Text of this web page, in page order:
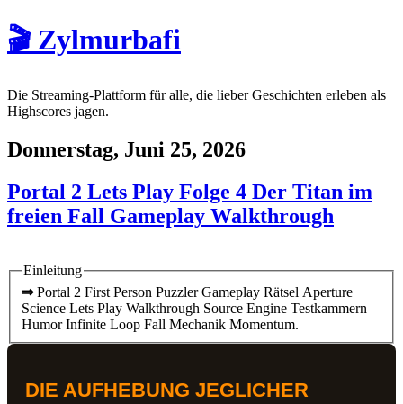
🎬 Zylmurbafi
Die Streaming-Plattform für alle, die lieber Geschichten erleben als
Highscores jagen.
Donnerstag, Juni 25, 2026
Portal 2 Lets Play Folge 4 Der Titan im
freien Fall Gameplay Walkthrough
Einleitung
⇒Portal 2 First Person Puzzler Gameplay Rätsel Aperture
Science Lets Play Walkthrough Source Engine Testkammern
Humor Infinite Loop Fall Mechanik Momentum.
DIE AUFHEBUNG JEGLICHER